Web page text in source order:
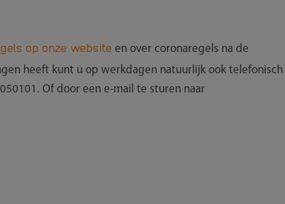
op onze website en over coronaregels na de
heeft kunt u op werkdagen natuurlijk ook telefonisch
Of door een e-mail te sturen naar